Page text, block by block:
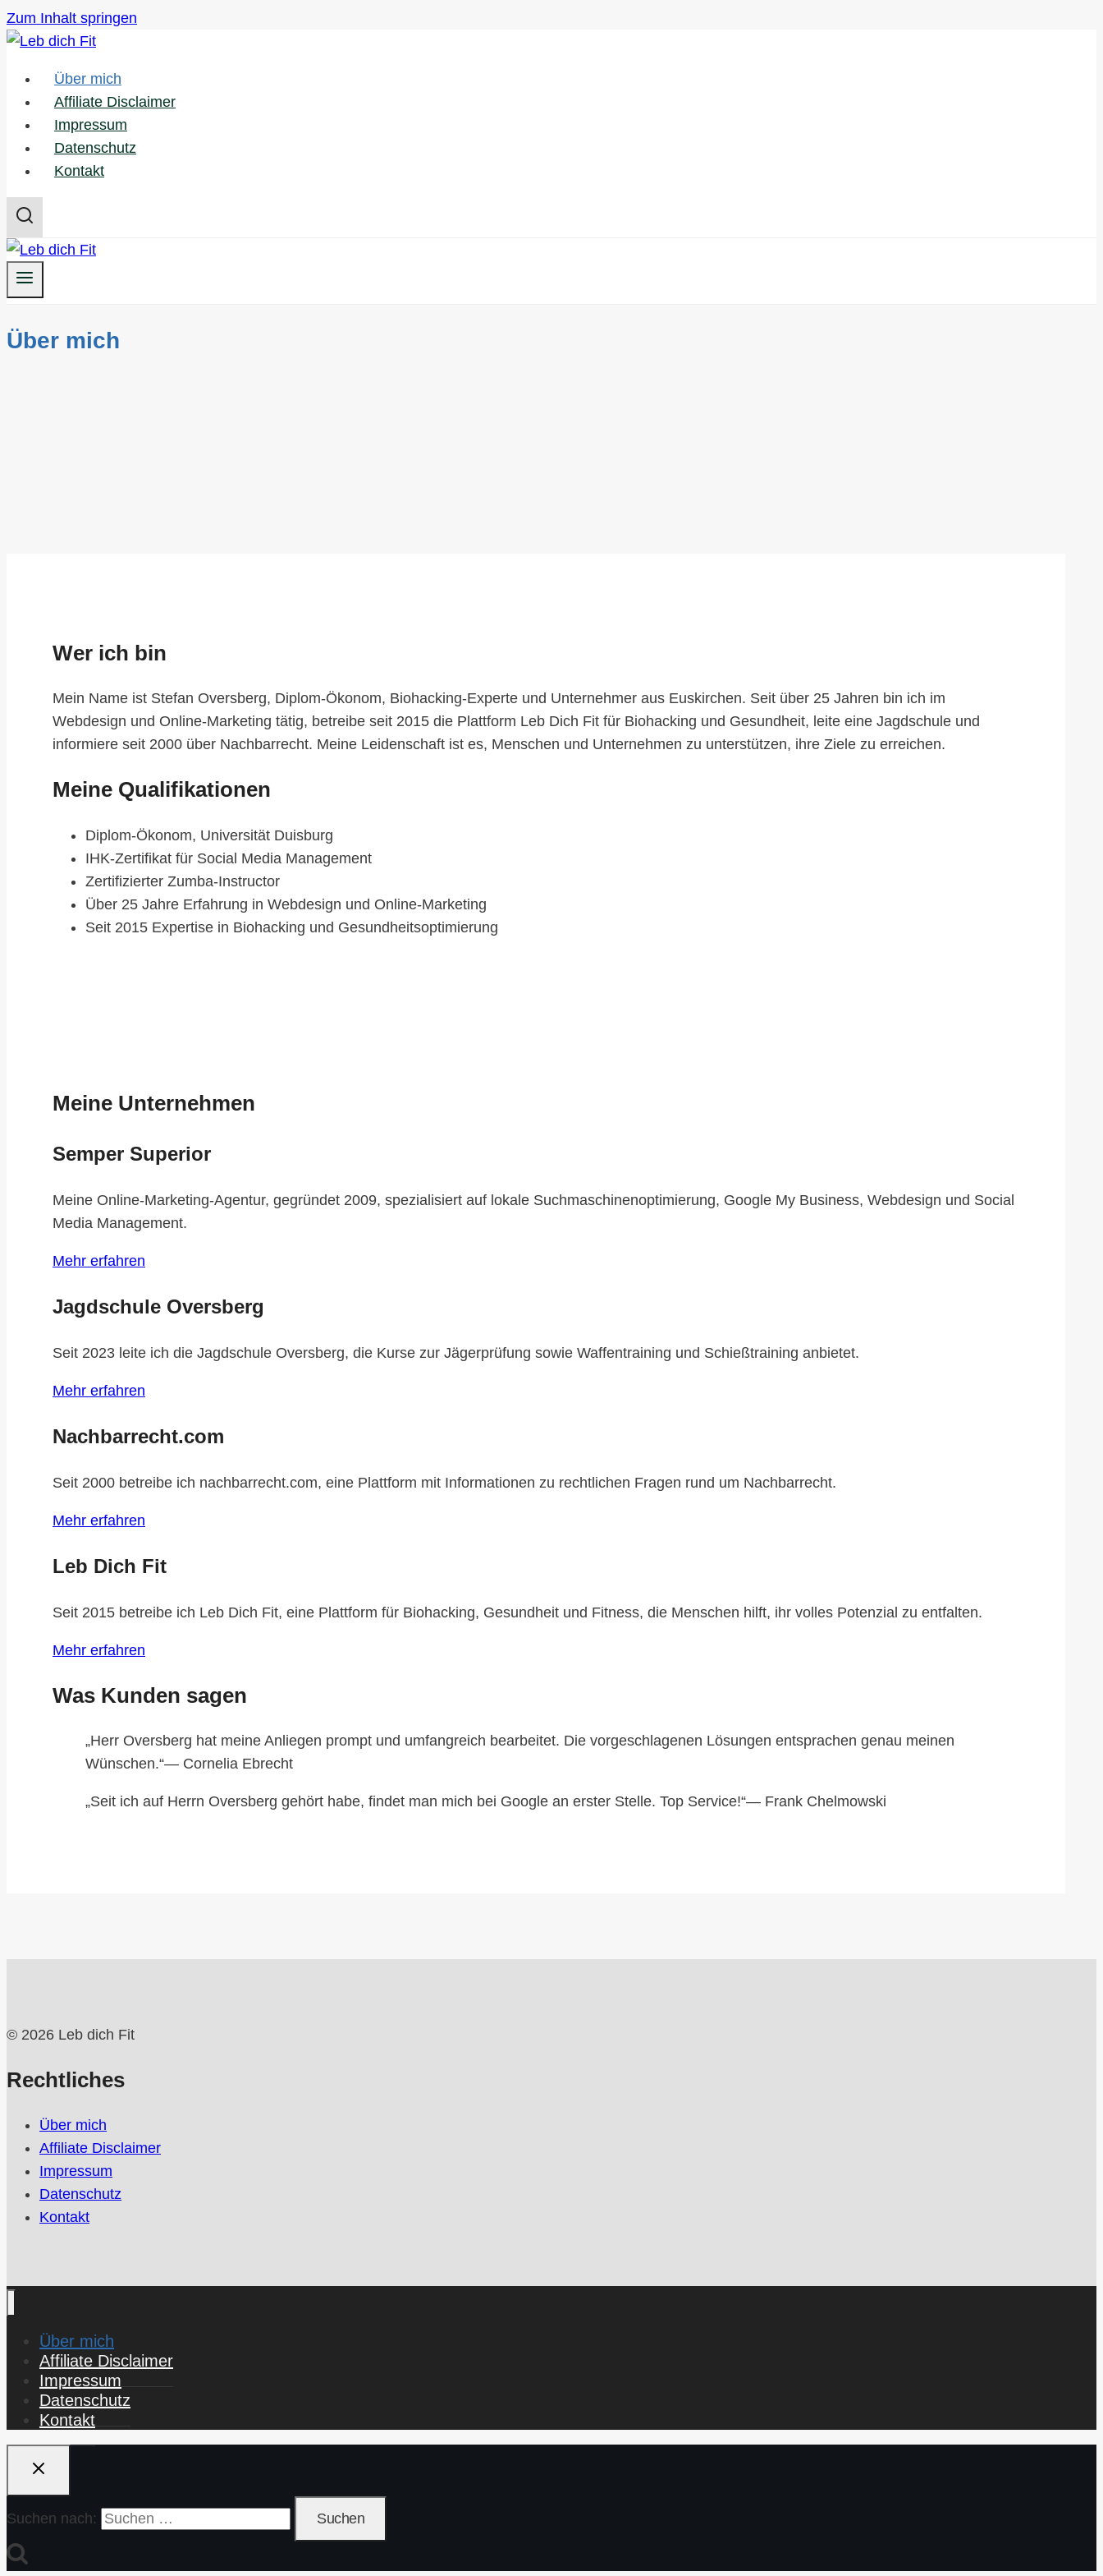
Zum Inhalt springen
Über mich
Affiliate Disclaimer
Impressum
Datenschutz
Kontakt
Über mich
Wer ich bin
Mein Name ist Stefan Oversberg, Diplom-Ökonom, Biohacking-Experte und Unternehmer aus Euskirchen. Seit über 25 Jahren bin ich im
Webdesign und Online-Marketing tätig, betreibe seit 2015 die Plattform Leb Dich Fit für Biohacking und Gesundheit, leite eine Jagdschule und
informiere seit 2000 über Nachbarrecht. Meine Leidenschaft ist es, Menschen und Unternehmen zu unterstützen, ihre Ziele zu erreichen.
Meine Qualifikationen
Diplom-Ökonom, Universität Duisburg
IHK-Zertifikat für Social Media Management
Zertifizierter Zumba-Instructor
Über 25 Jahre Erfahrung in Webdesign und Online-Marketing
Seit 2015 Expertise in Biohacking und Gesundheitsoptimierung
Meine Unternehmen
Semper Superior
Meine Online-Marketing-Agentur, gegründet 2009, spezialisiert auf lokale Suchmaschinenoptimierung, Google My Business, Webdesign und Social
Media Management.
Mehr erfahren
Jagdschule Oversberg
Seit 2023 leite ich die Jagdschule Oversberg, die Kurse zur Jägerprüfung sowie Waffentraining und Schießtraining anbietet.
Mehr erfahren
Nachbarrecht.com
Seit 2000 betreibe ich nachbarrecht.com, eine Plattform mit Informationen zu rechtlichen Fragen rund um Nachbarrecht.
Mehr erfahren
Leb Dich Fit
Seit 2015 betreibe ich Leb Dich Fit, eine Plattform für Biohacking, Gesundheit und Fitness, die Menschen hilft, ihr volles Potenzial zu entfalten.
Mehr erfahren
Was Kunden sagen
„Herr Oversberg hat meine Anliegen prompt und umfangreich bearbeitet. Die vorgeschlagenen Lösungen entsprachen genau meinen
Wünschen.“— Cornelia Ebrecht
„Seit ich auf Herrn Oversberg gehört habe, findet man mich bei Google an erster Stelle. Top Service!“— Frank Chelmowski
© 2026 Leb dich Fit
Rechtliches
Über mich
Affiliate Disclaimer
Impressum
Datenschutz
Kontakt
Über mich
Affiliate Disclaimer
Impressum
Datenschutz
Kontakt
Suchen nach: